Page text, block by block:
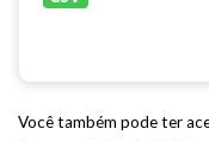
Você também pode ter